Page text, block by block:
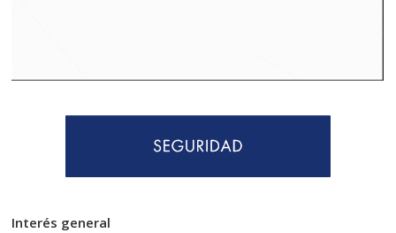
Interés general